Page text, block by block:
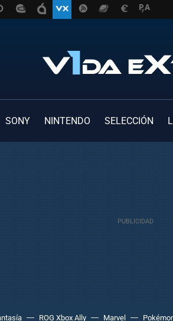
SONY NINTENDO SELECCIÓN
ROG Xbox Ally Marvel